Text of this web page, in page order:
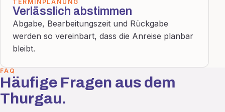
TERMINPLANUNG
Verlässlich abstimmen
Abgabe, Bearbeitungszeit und Rückgabe
werden so vereinbart, dass die Anreise planbar
bleibt.
FAQ
Häufige Fragen aus dem
Thurgau.